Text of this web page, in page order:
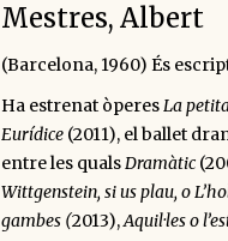
Mestres, Albert
(Barcelona, 1960) És
Ha estrenat òperesLa
Eurídice (2011), el ballet
entre les qualsDramàtic
Wittgenstein, si us plau, o
gambes (2013),Aquil·les o